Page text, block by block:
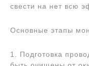
свести на нет всю
Основные этапы
1. Подготовка